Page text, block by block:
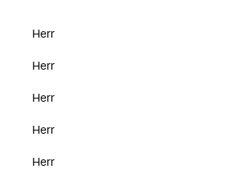
Herr
Herr
Herr
Herr
Herr